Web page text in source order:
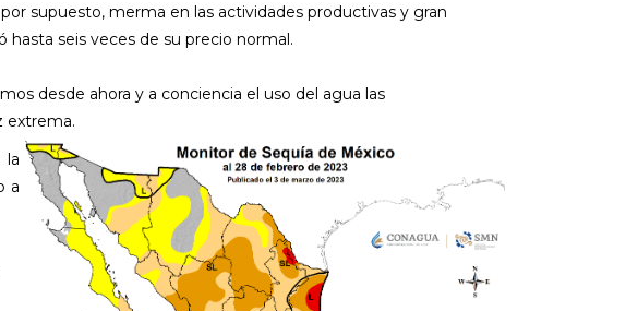
supuesto, merma en las actividades productivas y gran
seis veces de su precio normal.
desde ahora y a conciencia el uso del agua las
extrema.
la
a